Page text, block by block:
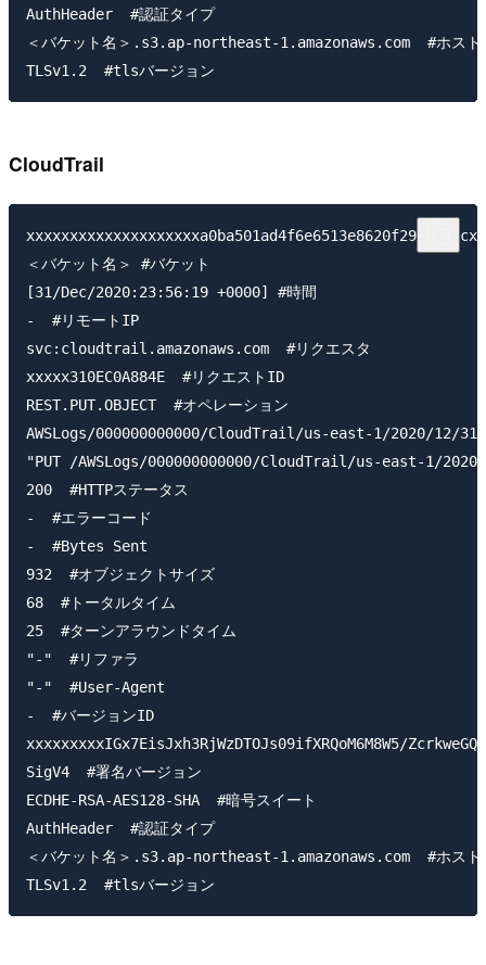
AuthHeader  #認証タイプ
＜バケット名＞.s3.ap-northeast-1.amazonaws.com  #ホスト
CloudTrail
＜バケット名＞ #バケット
[31/Dec/2020:23:56:19 +0000] #時間
-  #リモートIP
svc:cloudtrail.amazonaws.com  #リクエスタ
xxxxx310EC0A884E  #リクエストID
REST.PUT.OBJECT  #オペレーション
AWSLogs/000000000000/CloudTrail/us-east-1/2020/12/31/
"PUT /AWSLogs/000000000000/CloudTrail/us-east-1/
200  #HTTPステータス
-  #エラーコード
-  #Bytes Sent
932  #オブジェクトサイズ
68  #トータルタイム
25  #ターンアラウンドタイム
"-"  #リファラ
"-"  #User-Agent
-  #バージョンID
xxxxxxxxxIGx7EisJxh3RjWzDTOJs09ifXRQoM6M8W5/
SigV4  #署名バージョン
ECDHE-RSA-AES128-SHA  #暗号スイート
AuthHeader  #認証タイプ
＜バケット名＞.s3.ap-northeast-1.amazonaws.com  #ホスト